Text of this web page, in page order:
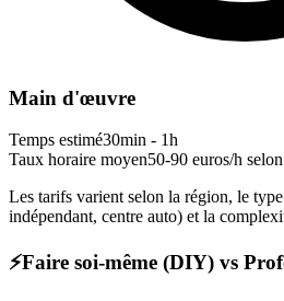
Main d'œuvre
Temps estimé30min - 1h
Taux horaire moyen50-90 euros/h
Les tarifs varient selon la région, le
indépendant, centre auto) et la
⚡Faire soi-même (DIY) vs